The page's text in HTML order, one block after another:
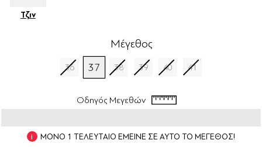
Τζιν
Μέγεθος
36 37 38 39 40 41
Οδηγός Μεγεθών
ΜΟΝΟ 1 ΤΕΛΕΥΤΑΙΟ ΕΜΕΙΝΕ ΣΕ ΑΥΤΟ ΤΟ ΜΕΓΕΘΟΣ!